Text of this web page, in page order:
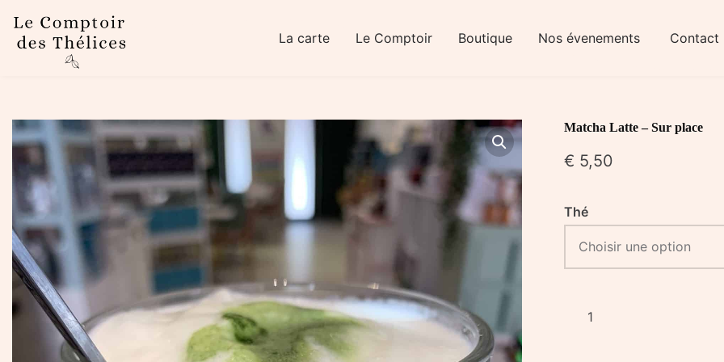
La carte
Le Comptoir Boutique Nos évenements Contact
Matcha Latte – Sur place
€ 5,50
Thé
quantité